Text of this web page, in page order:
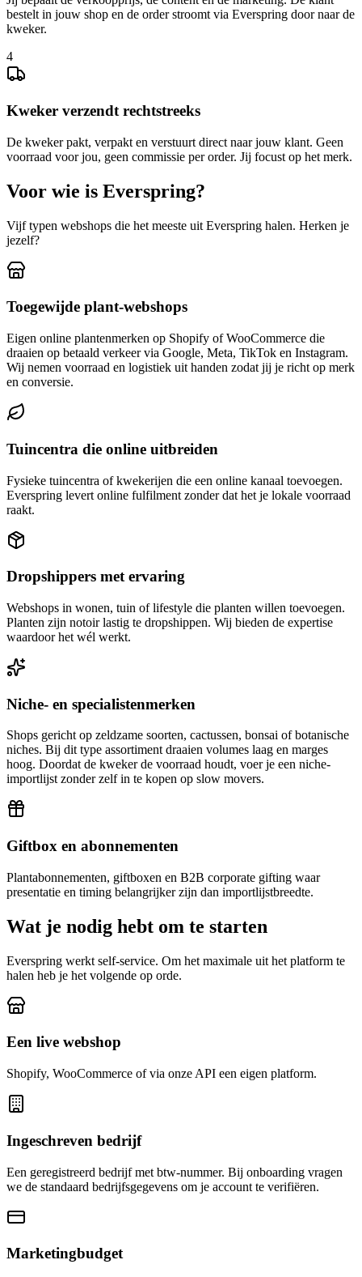
bestelt in jouw shop en de order stroomt via Everspring door naar de
kweker.
4
Kweker verzendt rechtstreeks
De kweker pakt, verpakt en verstuurt direct naar jouw klant. Geen
voorraad voor jou, geen commissie per order. Jij focust op het merk.
Voor wie is Everspring?
Vijf typen webshops die het meeste uit Everspring halen. Herken je
jezelf?
Toegewijde plant-webshops
Eigen online plantenmerken op Shopify of WooCommerce die
draaien op betaald verkeer via Google, Meta, TikTok en Instagram.
Wij nemen voorraad en logistiek uit handen zodat jij je richt op merk
en conversie.
Tuincentra die online uitbreiden
Fysieke tuincentra of kwekerijen die een online kanaal toevoegen.
Everspring levert online fulfilment zonder dat het je lokale voorraad
raakt.
Dropshippers met ervaring
Webshops in wonen, tuin of lifestyle die planten willen toevoegen.
Planten zijn notoir lastig te dropshippen. Wij bieden de expertise
waardoor het wél werkt.
Niche- en specialistenmerken
Shops gericht op zeldzame soorten, cactussen, bonsai of botanische
niches. Bij dit type assortiment draaien volumes laag en marges
hoog. Doordat de kweker de voorraad houdt, voer je een niche-
importlijst zonder zelf in te kopen op slow movers.
Giftbox en abonnementen
Plantabonnementen, giftboxen en B2B corporate gifting waar
presentatie en timing belangrijker zijn dan importlijstbreedte.
Wat je nodig hebt om te starten
Everspring werkt self-service. Om het maximale uit het platform te
halen heb je het volgende op orde.
Een live webshop
Shopify, WooCommerce of via onze API een eigen platform.
Ingeschreven bedrijf
Een geregistreerd bedrijf met btw-nummer. Bij onboarding vragen
we de standaard bedrijfsgegevens om je account te verifiëren.
Marketingbudget